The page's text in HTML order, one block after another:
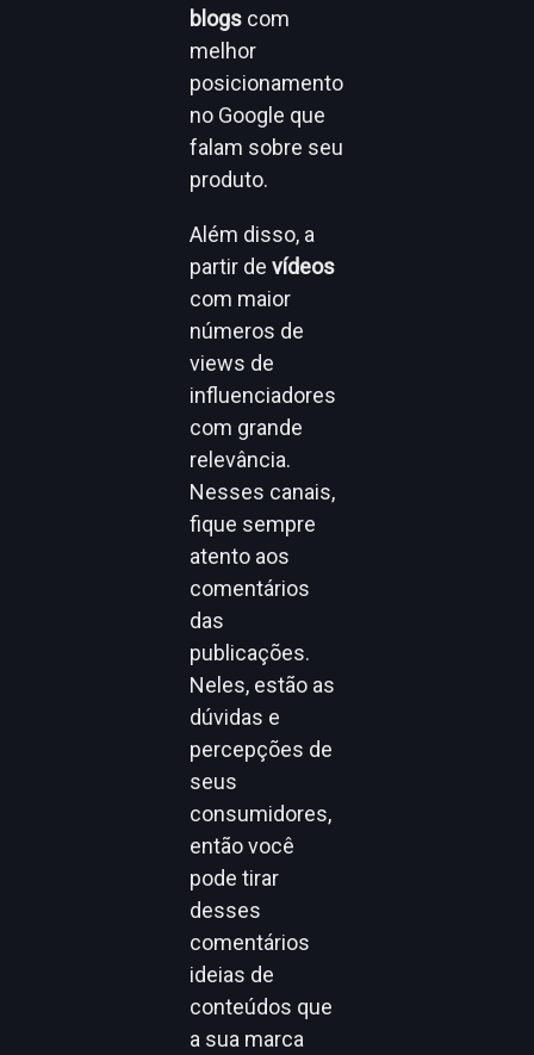
blogs com
melhor
posicionamento
no Google que
falam sobre seu
produto.
Além disso, a
partir devídeos
com maior
números de
views de
influenciadores
com grande
relevância.
Nesses canais,
fique sempre
atento aos
comentários
das
publicações.
Neles, estão as
dúvidas e
percepções de
seus
consumidores,
então você
pode tirar
desses
comentários
ideias de
conteúdos que
a sua marca